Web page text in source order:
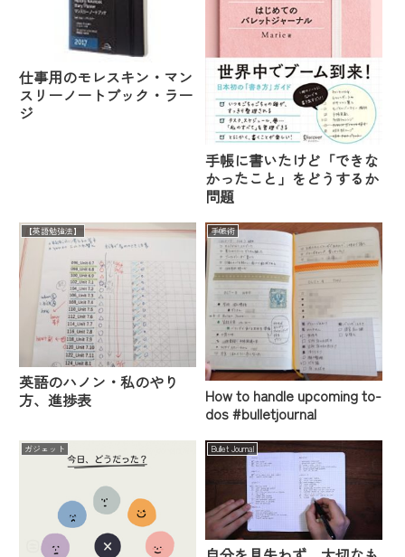
仕事用のモレスキン・マン
スリーノートブック・ラー
ジ
手帳に書いたけど「できな
かったこと」をどうするか
問題
【英語勉強法】
英語のハノン・私のやり
方、進捗表
手帳術
How to handle upcoming to-
dos #bulletjournal
ガジェット Bullet Journal